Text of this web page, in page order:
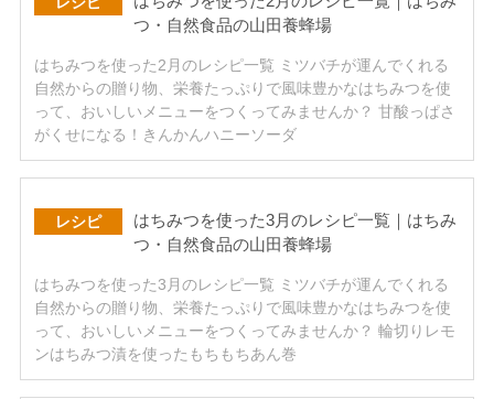
つ・自然食品の山田養蜂場
はちみつを使った2月のレシピ一覧 ミツバチが運んでくれる
自然からの贈り物、栄養たっぷりで風味豊かなはちみつを使
って、おいしいメニューをつくってみませんか？ 甘酸っぱさ
がくせになる！きんかんハニーソーダ
レシピ
はちみつを使った3月のレシピ一覧｜はちみ
つ・自然食品の山田養蜂場
はちみつを使った3月のレシピ一覧 ミツバチが運んでくれる
自然からの贈り物、栄養たっぷりで風味豊かなはちみつを使
って、おいしいメニューをつくってみませんか？ 輪切りレモ
ンはちみつ漬を使ったもちもちあん巻